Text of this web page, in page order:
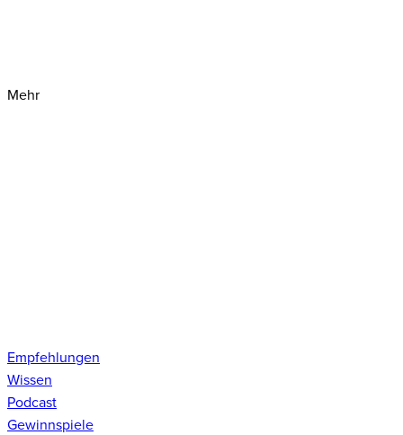
Mehr
Empfehlungen
Wissen
Podcast
Gewinnspiele